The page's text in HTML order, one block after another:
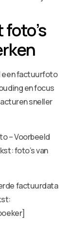
een factuurfoto
en focus
sneller
– Voorbeeld
foto’s van
factuurdata